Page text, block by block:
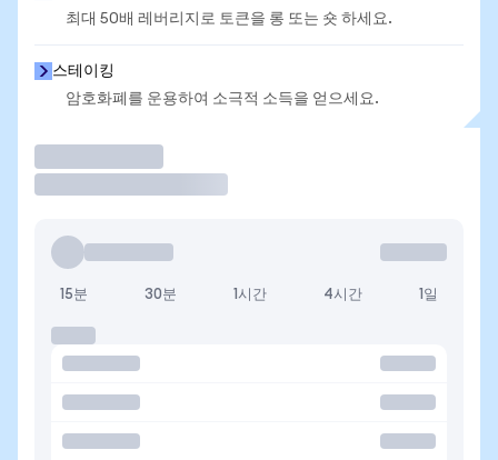
최대 50배 레버리지로 토큰을 롱 또는 숏 하세요.
스테이킹
암호화폐를 운용하여 소극적 소득을 얻으세요.
15분 30분 1시간 4시간 1일